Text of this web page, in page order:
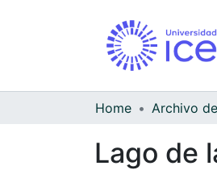
Home
Lago de